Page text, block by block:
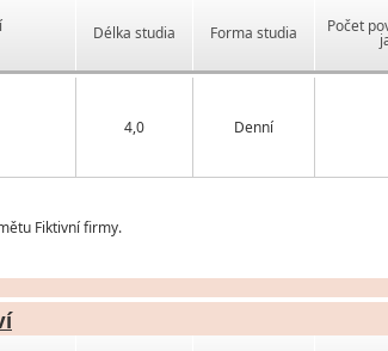
Délka studia Forma studia Počet
4,0 Denní
Fiktivní firmy.